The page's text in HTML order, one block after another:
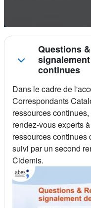
Résumé
Questions
continues
Dans le cadre de
Correspondants
ressources
rendez-vous experts
ressources continues
suivi par un second
Cidemis.